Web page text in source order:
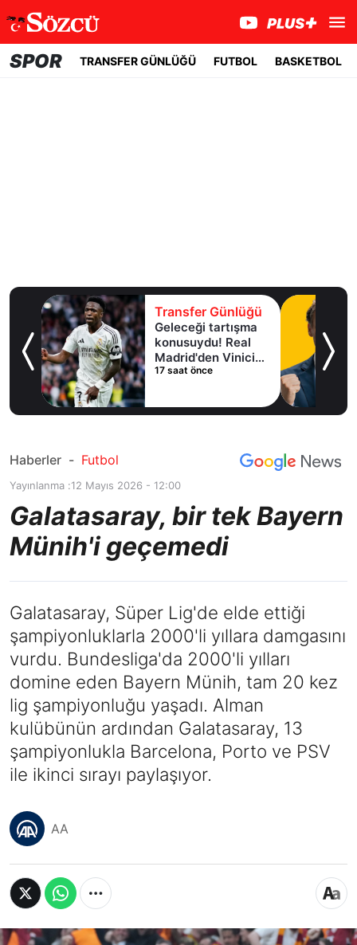
SPOR TRANSFER GÜNLÜĞÜ FUTBOL BASKETBOL
Transfer Günlüğü
Geleceği tartışma
konusuydu! Real
Madrid'den Vinicius
Junior kararı
17 saat önce
Haberler - Futbol
Yayınlanma :12 Mayıs 2026 - 12:00
Galatasaray, bir tek Bayern
Münih'i geçemedi
Galatasaray, Süper Lig'de elde ettiği
şampiyonluklarla 2000'li yıllara damgasını
vurdu. Bundesliga'da 2000'li yılları
domine eden Bayern Münih, tam 20 kez
lig şampiyonluğu yaşadı. Alman
kulübünün ardından Galatasaray, 13
şampiyonlukla Barcelona, Porto ve PSV
ile ikinci sırayı paylaşıyor.
AA